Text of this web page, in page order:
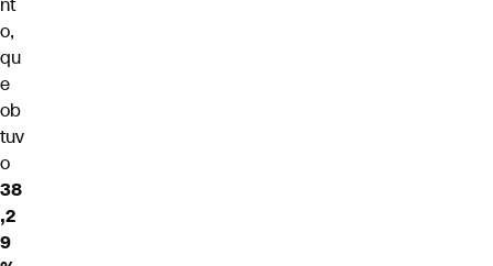
o,
qu
e
ob
tuv
o
38
,2
9